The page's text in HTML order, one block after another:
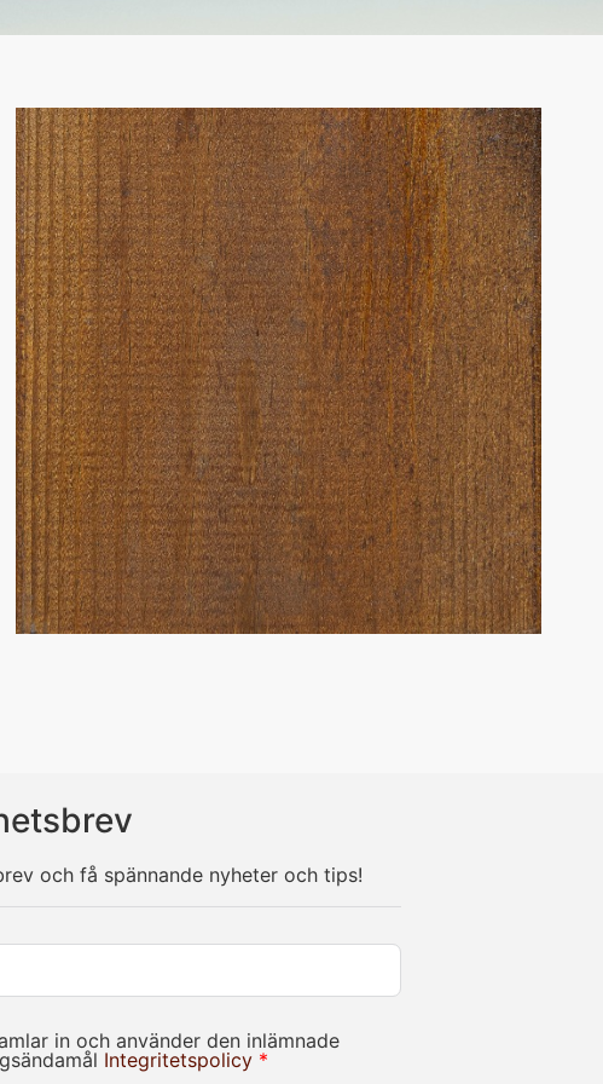
och få spännande nyheter och tips!
in och använder den inlämnade
Integritetspolicy *